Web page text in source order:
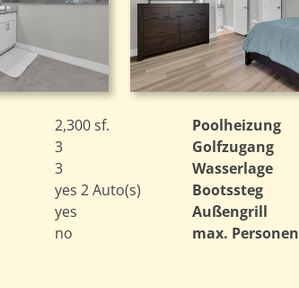
2,300 sf.
3
3
yes 2 Auto(s)
yes
no
Poolheizung
Golfzugang
Wasserlage
Bootssteg
Außengrill
max. Personen